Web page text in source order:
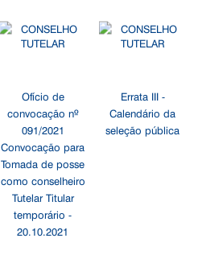
Ofício de
convocação nº
091/2021
Convocação para
Tomada de posse
como conselheiro
Tutelar Titular
temporário -
20.10.2021
Errata III -
Calendário da
seleção pública